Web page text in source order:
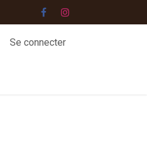
Se connecter